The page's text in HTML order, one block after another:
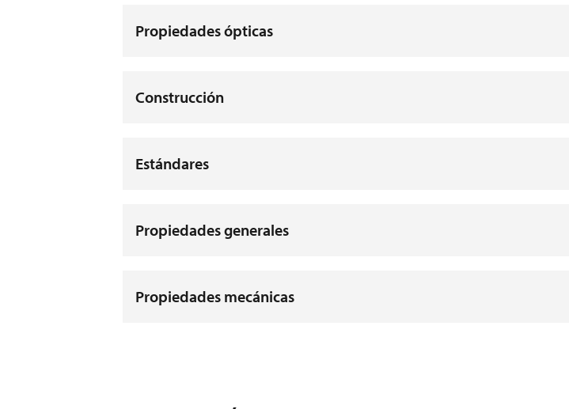
Propiedades ópticas
Construcción
Estándares
Propiedades generales
Propiedades mecánicas